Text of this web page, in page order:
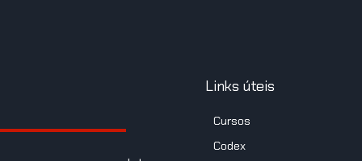
Links úteis
Cursos
Codex